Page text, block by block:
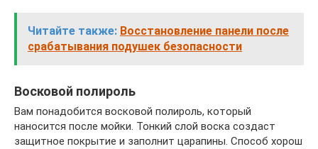
Читайте также: Восстановление панели после
срабатывания подушек безопасности
Восковой полироль
Вам понадобится восковой полироль, который
наносится после мойки. Тонкий слой воска создаст
защитное покрытие и заполнит царапины. Способ хорош